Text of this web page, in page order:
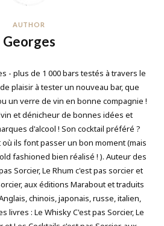
AUTHOR
Georges
- plus de 1 000 bars testés à travers le
plaisir à tester un nouveau bar, que
un verre de vin en bonne compagnie !
et dénicheur de bonnes idées et
d'alcool ! Son cocktail préféré ?
ils font passer un bon moment (mais
fashioned bien réalisé ! ). Auteur des
Sorcier, Le Rhum c'est pas sorcier et
aux éditions Marabout et traduits
chinois, japonais, russe, italien,
livres : Le Whisky C'est pas Sorcier, Le